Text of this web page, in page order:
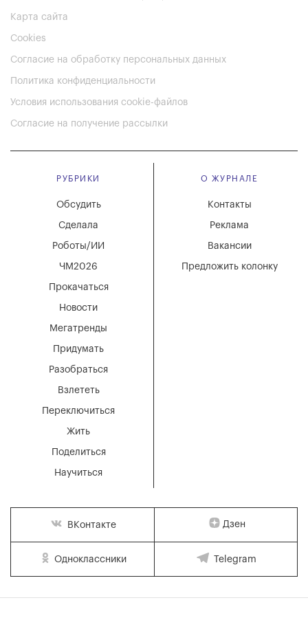
Карта сайта
Cookies
Согласие на обработку персональных данных
Политика конфиденциальности
Условия использования cookie-файлов
Согласие на получение рассылки
РУБРИКИ
Мегатренды
Придумать
Разобраться
Взлететь
Новости
Переключиться
Жить
Поделиться
Научиться
Обсудить
Сделала
Роботы/ИИ
ЧМ2026
Прокачаться
О ЖУРНАЛЕ
Вакансии
Реклама
Контакты
Предложить колонку
ВКонтакте Дзен
Одноклассники Telegram